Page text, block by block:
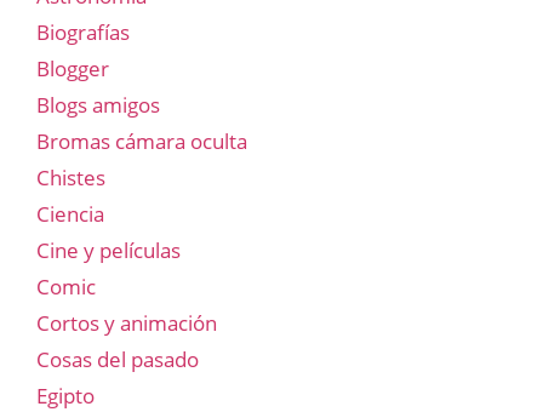
Biografías
Blogger
Blogs amigos
Bromas cámara oculta
Chistes
Ciencia
Cine y películas
Comic
Cortos y animación
Cosas del pasado
Egipto